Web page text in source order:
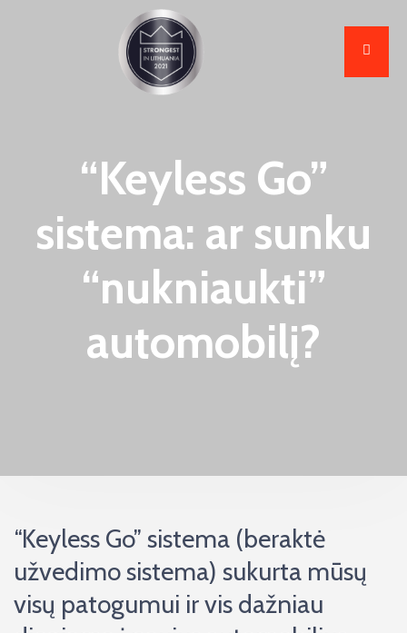
“Keyless Go”
sistema: ar sunku
“nukniaukti”
automobilį?
“Keyless Go” sistema (beraktė
užvedimo sistema) sukurta mūsų
visų patogumui ir vis dažniau